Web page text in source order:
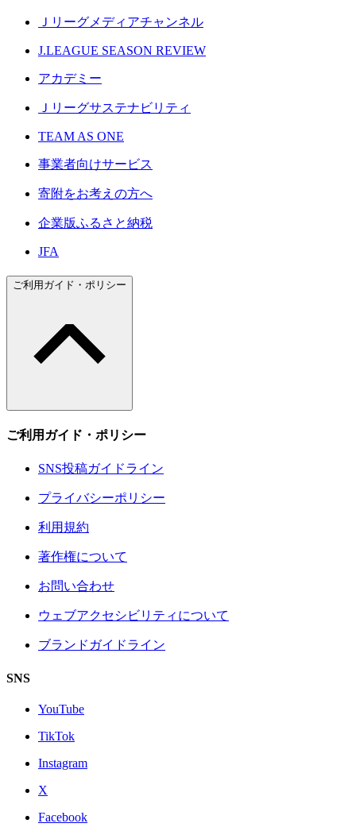
Ｊリーグメディアチャンネル
J.LEAGUE SEASON REVIEW
アカデミー
Ｊリーグサステナビリティ
TEAM AS ONE
事業者向けサービス
寄附をお考えの方へ
企業版ふるさと納税
JFA
ご利用ガイド・ポリシー
ご利用ガイド・ポリシー
SNS投稿ガイドライン
プライバシーポリシー
利用規約
著作権について
お問い合わせ
ウェブアクセシビリティについて
ブランドガイドライン
SNS
YouTube
TikTok
Instagram
X
Facebook